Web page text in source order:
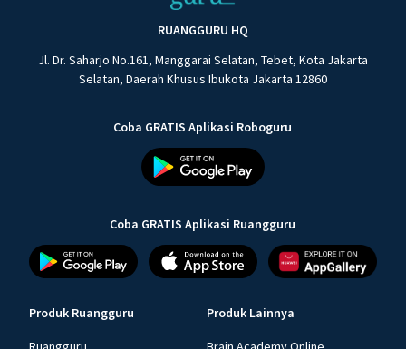
RUANGGURU HQ
Jl. Dr. Saharjo No.161, Manggarai Selatan, Tebet, Kota Jakarta
Selatan, Daerah Khusus Ibukota Jakarta 12860
Coba GRATIS Aplikasi Roboguru
Coba GRATIS Aplikasi Ruangguru
Produk Ruangguru Produk Lainnya